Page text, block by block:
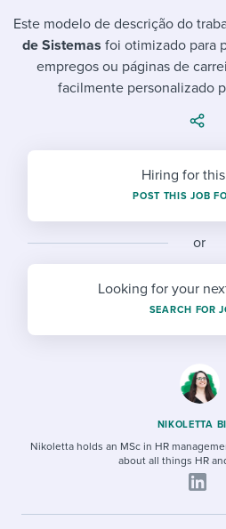
Evaluating
Working
Ensuring
Finding
Digitizing
Job
Interview
Policy
Step-by-
Workable
I WANT TO
Applying
Interview
Pay &
Career
Este modelo de descrição do
de Sistemas foi otimizado para
empregos ou páginas de
facilmente personalizado
Hiring for
POST THIS JOB
or
Looking for your
SEARCH FOR
NIKOLETTA
Nikoletta holds an MSc in HR
about all things HR